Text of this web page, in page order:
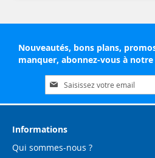
Nouveautés, bons plans,
manquer, abonnez-vous à
Inscription
à
notre
d’information
Informations
Qui sommes-nous ?